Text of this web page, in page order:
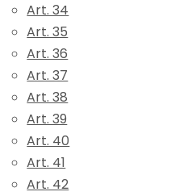
Art. 34
Art. 35
Art. 36
Art. 37
Art. 38
Art. 39
Art. 40
Art. 41
Art. 42